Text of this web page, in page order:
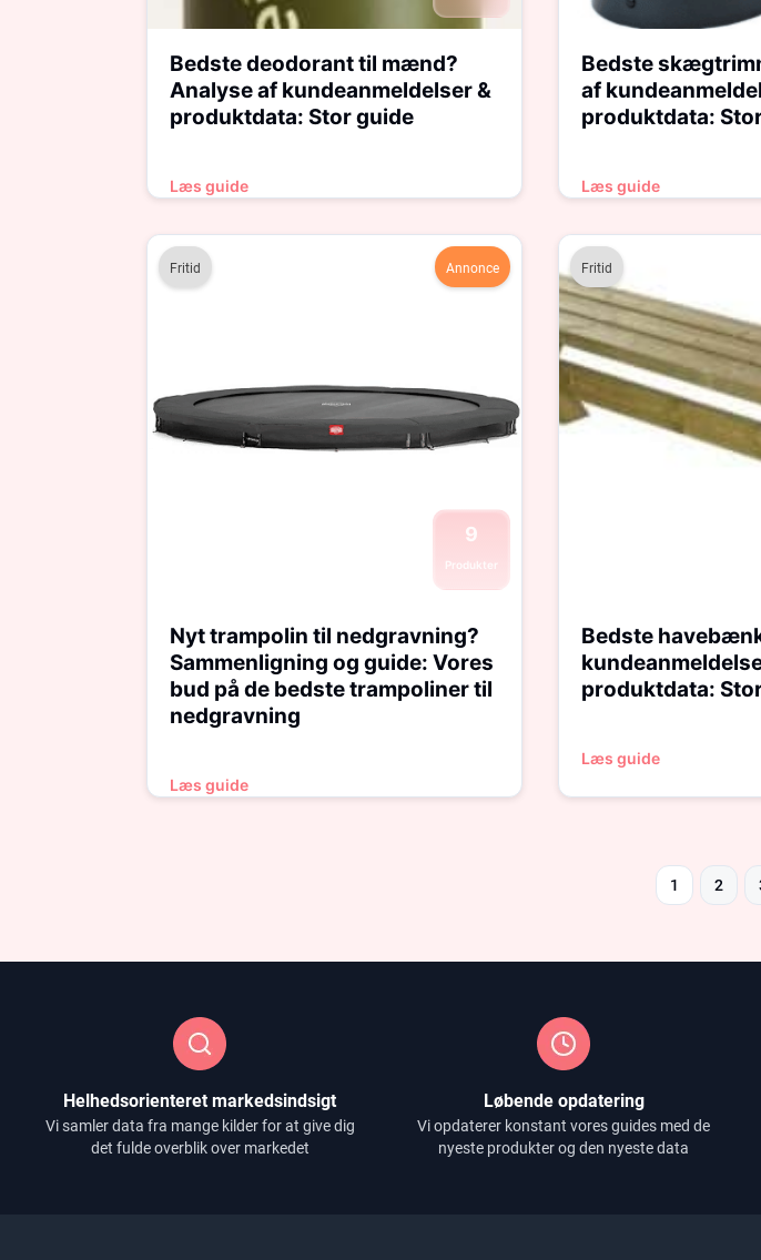
Bedste deodorant til mænd?
Analyse af kundeanmeldelser &
produktdata: Stor guide
Læs guide
Bedste
af
produktdata:
Læs guide
Fritid Annonce
9
Produkter
Nyt trampolin til nedgravning?
Sammenligning og guide: Vores
bud på de bedste trampoliner til
nedgravning
Læs guide
Fritid
Bedste
produktdata:
Læs guide
1 2
Helhedsorienteret markedsindsigt
Vi samler data fra mange kilder for at give dig
det fulde overblik over markedet
Løbende opdatering
Vi opdaterer konstant vores guides med de
nyeste produkter og den nyeste data